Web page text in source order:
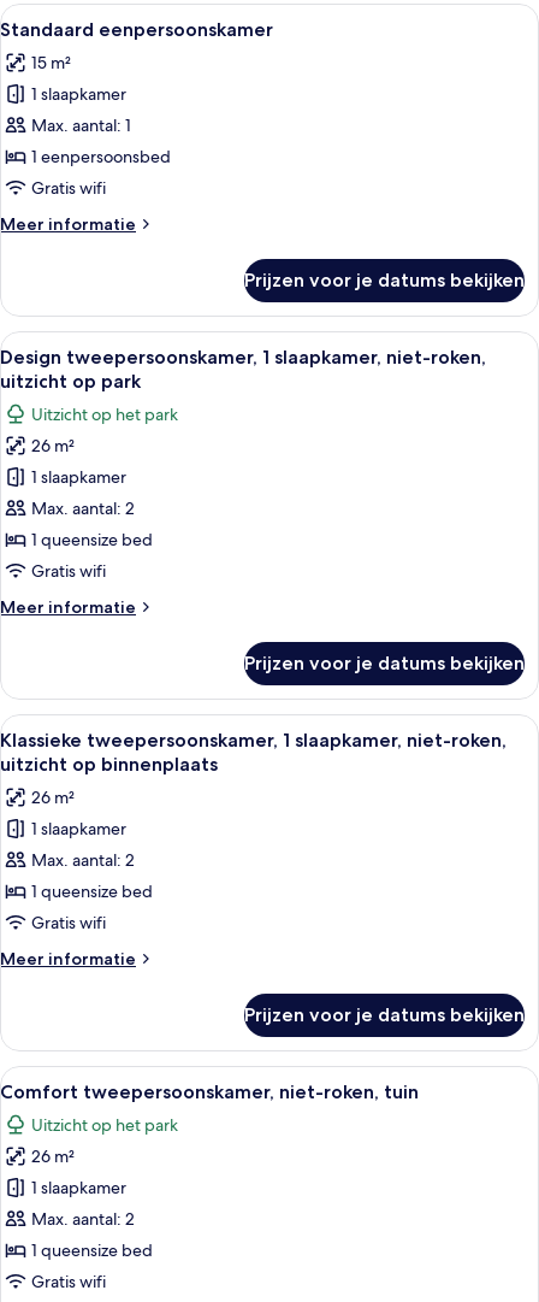
Alle
foto's
voor
Standaard
eenpersoonskamer
laden
Een raam met uitzicht op een
6
Standaard eenpersoonskamer
15 m²
1 slaapkamer
Max. aantal: 1
1 eenpersoonsbed
Gratis wifi
Meer informatie
Meer
eenpersoonskamer
Prijzen voor je datums bekijken
Alle
foto's
voor
Design
tweepersoonskamer,
slaapkamer,
niet-
roken,
op
Een moderne hotelkamer met een
12
Design tweepersoonskamer, 1 slaapkamer, niet-roken,
uitzicht op park
Uitzicht op het park
26 m²
1 slaapkamer
Max. aantal: 2
1 queensize bed
Gratis wifi
Meer informatie
Meer
tweepersoonskamer,
slaapkamer,
niet-
uitzicht
op
park
Prijzen voor je datums bekijken
Alle
foto's
voor
Klassieke
tweepersoonskamer,
1
slaapkamer,
niet-
roken,
uitzicht
binnenplaats
laden
Een slaapkamer met een groot bed,
8
Klassieke tweepersoonskamer, 1 slaapkamer, niet-roken,
uitzicht op binnenplaats
26 m²
1 slaapkamer
Max. aantal: 2
1 queensize bed
Gratis wifi
Meer informatie
Meer
tweepersoonskamer,
slaapkamer,
roken,
uitzicht
op
binnenplaats
Prijzen voor je datums bekijken
Alle
foto's
voor
Comfort
tweepersoonskamer,
niet-
roken,
tuin
Hotelkamer met een houten bed,
9
Comfort tweepersoonskamer, niet-roken, tuin
Uitzicht op het park
26 m²
1 slaapkamer
Max. aantal: 2
1 queensize bed
Gratis wifi